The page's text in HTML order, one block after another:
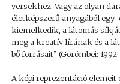
versekhez. Vagy az olyan
életképszerű anyagából
kiemelkedik, a látomás
meg a kreatív lírának és a
bő forrásait” (Görömbei: 1992.
A képi reprezentáció